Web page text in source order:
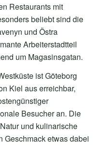
Restaurants mit
beliebt sind die
und Östra
Arbeiterstadtteil
um Magasinsgatan.
ist Göteborg
Kiel aus erreichbar,
Besucher an. Die
und kulinarische
Geschmack etwas dabei